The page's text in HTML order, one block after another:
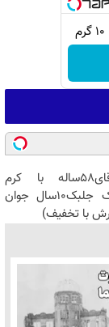
این آقای58ساله با کرم
ضدچروک جلبک10سال جوان
با تخفیف)